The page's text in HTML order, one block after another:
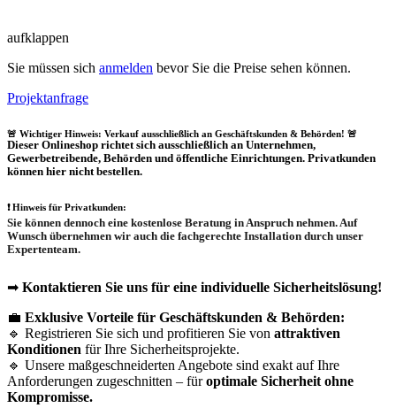
aufklappen
Sie müssen sich anmelden bevor Sie die Preise sehen können.
Projektanfrage
🚨 Wichtiger Hinweis: Verkauf ausschließlich an Geschäftskunden & Behörden! 🚨
Dieser Onlineshop richtet sich ausschließlich an Unternehmen,
Gewerbetreibende, Behörden und öffentliche Einrichtungen. Privatkunden
können hier nicht bestellen.
❗Hinweis für Privatkunden:
Sie können dennoch eine kostenlose Beratung in Anspruch nehmen. Auf
Wunsch übernehmen wir auch die fachgerechte Installation durch unser
Expertenteam.
➡ Kontaktieren Sie uns für eine individuelle Sicherheitslösung!
💼 Exklusive Vorteile für Geschäftskunden & Behörden:
🔹 Registrieren Sie sich und profitieren Sie von attraktiven
Konditionen für Ihre Sicherheitsprojekte.
🔹 Unsere maßgeschneiderten Angebote sind exakt auf Ihre
Anforderungen zugeschnitten – füroptimale Sicherheit ohne
Kompromisse.